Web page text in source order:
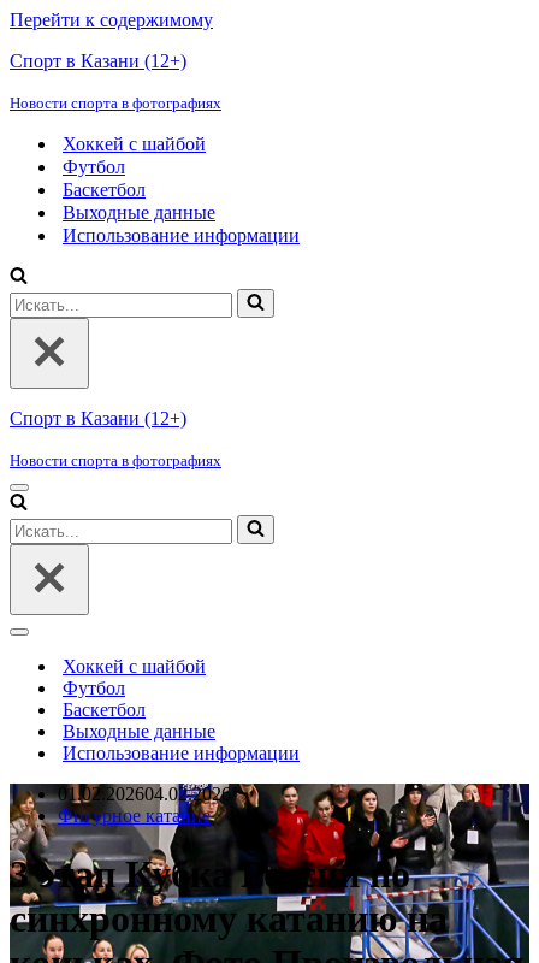
Перейти к содержимому
Спорт в Казани (12+)
Новости спорта в фотографиях
Хоккей с шайбой
Футбол
Баскетбол
Выходные данные
Использование информации
Искать...
Спорт в Казани (12+)
Новости спорта в фотографиях
Меню
навигации
Искать...
Меню
навигацииХоккей с шайбой
Футбол
Баскетбол
Выходные данные
Использование информации
01.02.202604.02.2026
Фигурное катание
3 этап Кубка России по
синхронному катанию на